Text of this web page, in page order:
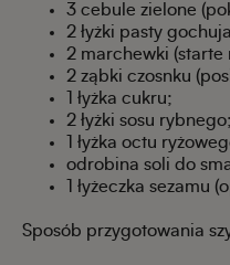
3 cebule zielone
2 łyżki pasty
2 marchewki (starte
2 ząbki czosnku
1 łyżka cukru;
2 łyżki sosu rybnego;
1 łyżka octu
odrobina soli do
1 łyżeczka sezamu
Sposób przygotowania